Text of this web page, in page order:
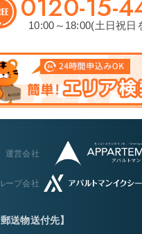
0120-15-
10:00～18:00(土日祝日
運営会社
ープ会社
送物送付先】